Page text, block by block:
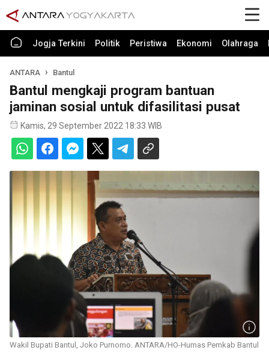
Jogja Terkini Politik Peristiwa Ekonomi Olahraga
ANTARA Bantul
Bantul mengkaji program bantuan
jaminan sosial untuk difasilitasi pusat
Kamis, 29 September 2022 18:33 WIB
Wakil Bupati Bantul, Joko Purnomo. ANTARA/HO-Humas Pemkab Bantul